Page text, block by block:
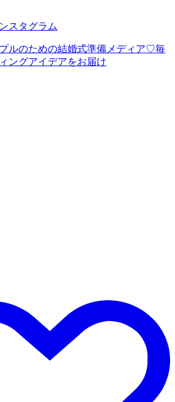
スタグラム
ルのための結婚式準備メディア♡毎
ングアイデアをお届け